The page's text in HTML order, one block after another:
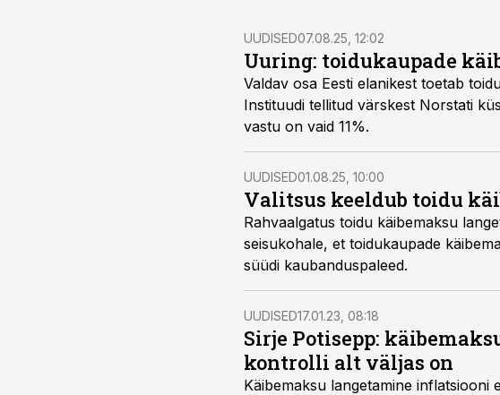
UUDISED07.08.25, 12:02
Uuring: toidukaupade
Valdav osa Eesti elanikest toetab
Instituudi tellitud värskest Norstati
vastu on vaid 11%.
UUDISED01.08.25, 10:00
Valitsus keeldub toidu
Rahvaalgatus toidu käibemaksu
seisukohale, et toidukaupade
süüdi kaubanduspaleed.
UUDISED17.01.23, 08:18
Sirje Potisepp:
kontrolli alt väljas on
Käibemaksu langetamine